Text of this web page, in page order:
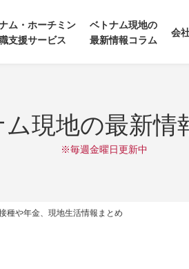
ム・ホーチミン
支援サービス
ベトナム現地の
最新情報コラム
会
現地の最新情
※毎週金曜日更新中
種や年金、現地生活情報まとめ